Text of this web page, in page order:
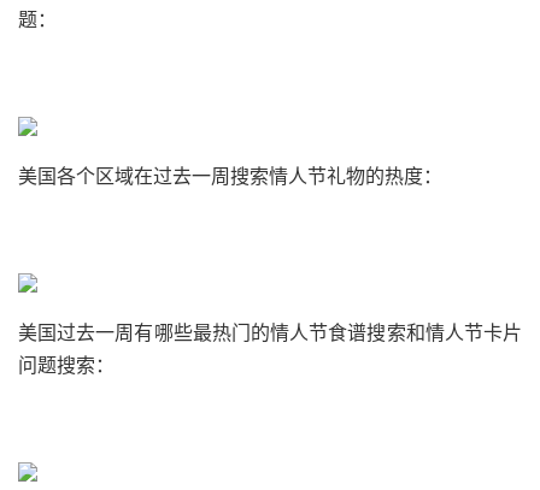
题：
美国各个区域在过去一周搜索情人节礼物的热度：
美国过去一周有哪些最热门的情人节食谱搜索和情人节卡片
问题搜索：